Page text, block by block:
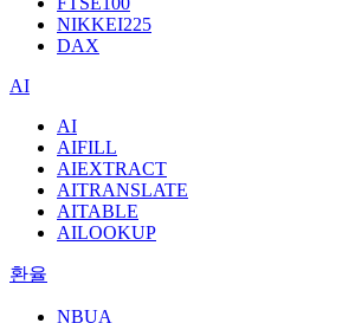
NIKKEI225
DAX
AI
AI
AIFILL
AIEXTRACT
AITRANSLATE
AITABLE
AILOOKUP
환율
NBUA